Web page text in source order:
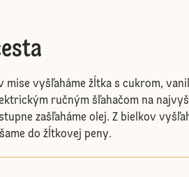
mise vyšľaháme žĺtka s cukrom,
ručným šľahačom na
zašľaháme olej. Z bielkov
do žĺtkovej peny.